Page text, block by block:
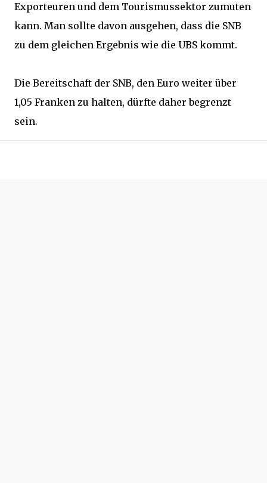
Exporteuren und dem Tourismussektor zumuten
kann. Man sollte davon ausgehen, dass die SNB
zu dem gleichen Ergebnis wie die UBS kommt.
Die Bereitschaft der SNB, den Euro weiter über
1,05 Franken zu halten, dürfte daher begrenzt
sein.